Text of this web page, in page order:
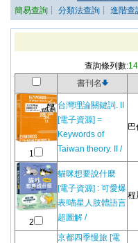
簡易查詢 ┊ 分類法查詢 ┊ 進階查
查詢條列數:
書刊名
1
台灣理論關鍵詞. II
[電子資源] =
Keywords of
Taiwan theory. II /
2
貓咪想要說什麼
[電子資源] : 可愛爆
表!喵星人肢體語言
超圖解 /
程
京都四季慢旅 [電